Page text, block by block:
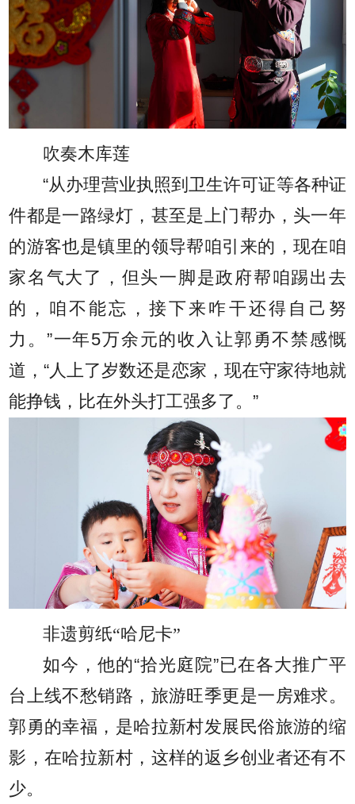
吹奏木库莲
“从办理营业执照到卫生许可证等各种证
件都是一路绿灯，甚至是上门帮办，头一年
的游客也是镇里的领导帮咱引来的，现在咱
家名气大了，但头一脚是政府帮咱踢出去
的，咱不能忘，接下来咋干还得自己努
力。”一年5万余元的收入让郭勇不禁感慨
道，“人上了岁数还是恋家，现在守家待地就
能挣钱，比在外头打工强多了。”
非遗剪纸“哈尼卡”
如今，他的“拾光庭院”已在各大推广平
台上线不愁销路，旅游旺季更是一房难求。
郭勇的幸福，是哈拉新村发展民俗旅游的缩
影，在哈拉新村，这样的返乡创业者还有不
少。